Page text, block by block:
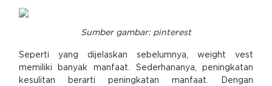
Sumber gambar: pinterest
Seperti yang dijelaskan sebelumnya, weight vest
memiliki banyak manfaat. Sederhananya, peningkatan
kesulitan berarti peningkatan manfaat. Dengan